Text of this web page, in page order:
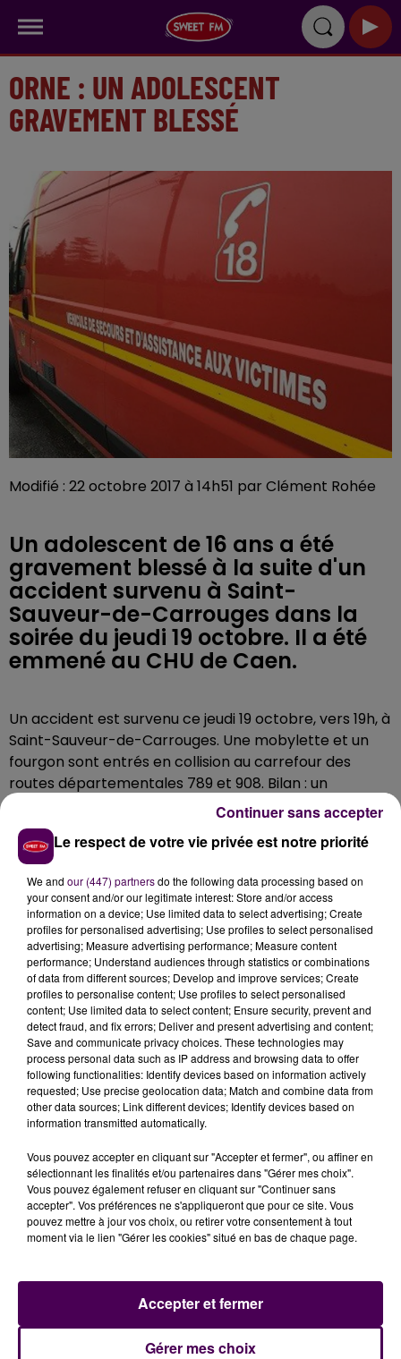
ORNE : UN ADOLESCENT
GRAVEMENT BLESSÉ
Modifié : 22 octobre 2017 à 14h51 par Clément Rohée
Un adolescent de 16 ans a été
gravement blessé à la suite d'un
accident survenu à Saint-
Sauveur-de-Carrouges dans la
soirée du jeudi 19 octobre. Il a été
emmené au CHU de Caen.
Un accident est survenu ce jeudi 19 octobre, vers 19h, à
Saint-Sauveur-de-Carrouges. Une mobylette et un
fourgon sont entrés en collision au carrefour des
routes départementales 789 et 908. Bilan : un
adolescent de 16 ans a été gravement blessé dans le
choc. Il a été pris en charge par les pompiers de
Carrouges avant d’être emmené au centre
hospitalier de Caen.
À LA UNE
7 août 2026
Gagnez vos pass pour le V and B Fest' 2026 !
11 juillet 2026
Inscrivez-vous au casting The Voice & The Voice
7 août 2026
Gagnez vos entrées pour Papéa Parc !
Le respect de votre vie privée est notre priorité
We and our (447) partnersdo the following data processing based on
your consent and/or our legitimate interest: Store and/or access
information on a device; Use limited data to select advertising; Create
profiles for personalised advertising; Use profiles to select personalised
advertising; Measure advertising performance; Measure content
performance; Understand audiences through statistics or combinations
of data from different sources; Develop and improve services; Create
profiles to personalise content; Use profiles to select personalised
content; Use limited data to select content; Ensure security, prevent and
detect fraud, and fix errors; Deliver and present advertising and content;
Save and communicate privacy choices. These technologies may
process personal data such as IP address and browsing data to offer
following functionalities: Identify devices based on information actively
requested; Use precise geolocation data; Match and combine data from
other data sources; Link different devices; Identify devices based on
information transmitted automatically.
Vous pouvez accepter en cliquant sur "Accepter et fermer", ou affiner en
sélectionnant les finalités et/ou partenaires dans "Gérer mes choix".
Vous pouvez également refuser en cliquant sur "Continuer sans
accepter". Vos préférences ne s'appliqueront que pour ce site. Vous
pouvez mettre à jour vos choix, ou retirer votre consentement à tout
moment via le lien "Gérer les cookies" situé en bas de chaque page.
Gérer mes choix
Accepter et fermer
Continuer sans accepter